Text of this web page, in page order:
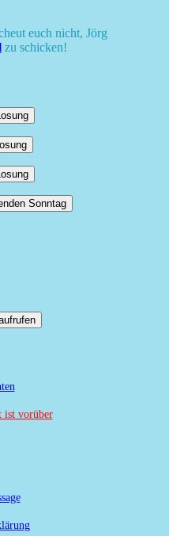
euch nicht, Jörg
zu schicken!
Sonntag
ist vorüber